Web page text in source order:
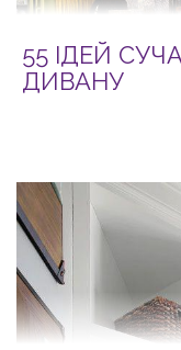
55 ІДЕЙ
ДИВАНУ